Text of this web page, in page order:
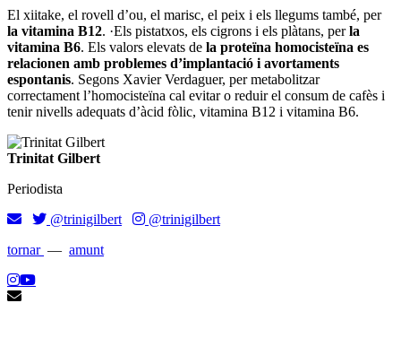
El xiitake, el rovell d’ou, el marisc, el peix i els llegums també, per
la vitamina B12. ·Els pistatxos, els cigrons i els plàtans, perla
vitamina B6. Els valors elevats de la proteïna homocisteïna es
relacionen amb problemes d’implantació i avortaments
espontanis. Segons Xavier Verdaguer, per metabolitzar
correctament l’homocisteïna cal evitar o reduir el consum de cafès i
tenir nivells adequats d’àcid fòlic, vitamina B12 i vitamina B6.
Trinitat Gilbert
Periodista
@trinigilbert
@trinigilbert
tornar — amunt